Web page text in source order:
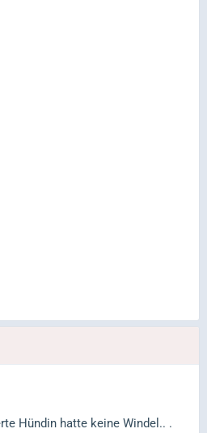
Hündin hatte keine Windel.. .